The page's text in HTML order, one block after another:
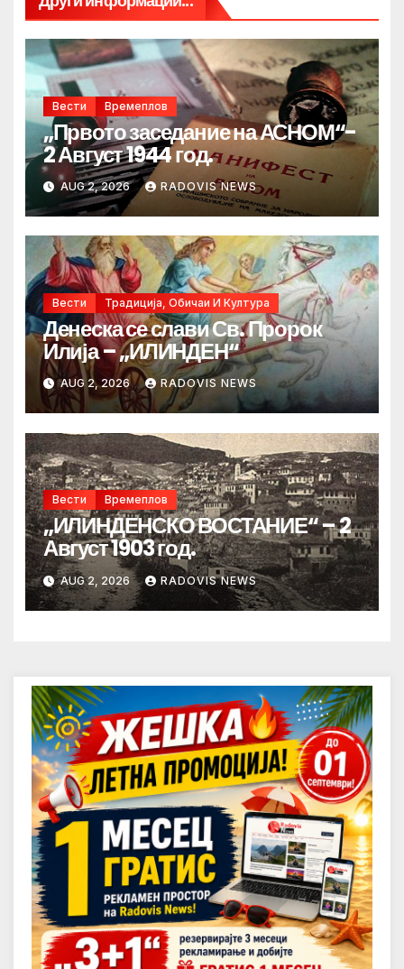
Вести Времеплов
„Првото заседание на АСНОМ“-
2 Август 1944 год.
AUG 2, 2026 RADOVIS NEWS
Вести Традиција, Обичаи И Култура
Денеска се слави Св. Пророк
Илија – „ИЛИНДЕН“
AUG 2, 2026 RADOVIS NEWS
Вести Времеплов
„ИЛИНДЕНСКО ВОСТАНИЕ“ – 2
Август 1903 год.
AUG 2, 2026 RADOVIS NEWS